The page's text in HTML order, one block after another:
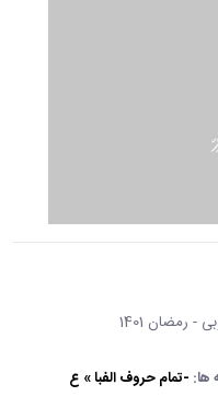
- رمضان 1401
ها: -تمام حروف الفبا » ع